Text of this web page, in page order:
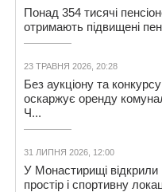
Понад 354 тисячі
отримають підвищені
23 ТРАВНЯ 2026, 20:28
Без аукціону та
оскаржує оренду
Ч...
31 ЛИПНЯ 2026, 12:00
У Монастирищі відкрили
простір і спортивну